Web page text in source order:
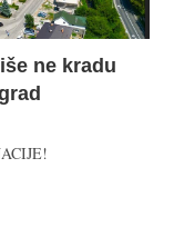
ne kradu